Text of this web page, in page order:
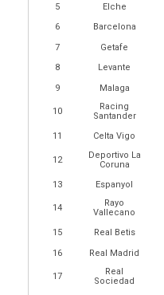
5
Elche
6
Barcelona
7
Getafe
8
Levante
9
Malaga
10
Racing
Santander
11 Celta Vigo
12
Deportivo La
Coruna
13 Espanyol
14
Rayo
Vallecano
15 Real Betis
16
Real Madrid
17
Real
Sociedad